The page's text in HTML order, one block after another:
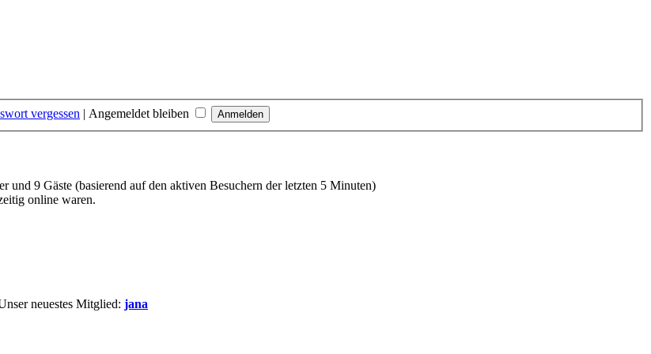
vergessen | Angemeldet bleiben
9 Gäste (basierend auf den aktiven Besuchern der letzten 5 Minuten)
online waren.
neuestes Mitglied: jana